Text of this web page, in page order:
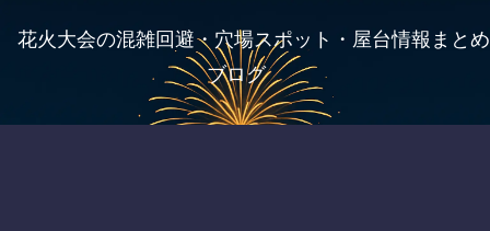
花火大会の混雑回避・穴場スポット・屋台情報まとめ
ブログ